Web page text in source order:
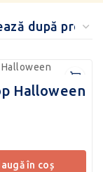
Halloween
în coș